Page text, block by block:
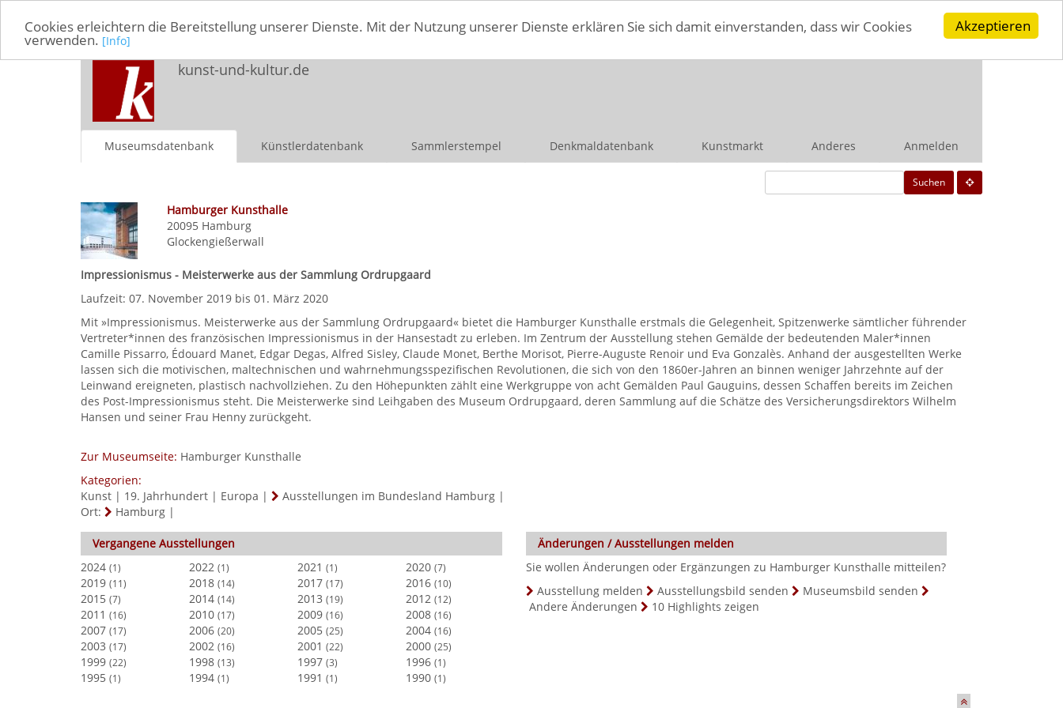
Akzeptieren
Cookies erleichtern die Bereitstellung unserer Dienste. Mit der Nutzung unserer Dienste erklären Sie sich damit einverstanden, dass wir Cookies
verwenden. [Info]
kunst-und-kultur.de
Museumsdatenbank Künstlerdatenbank Sammlerstempel Denkmaldatenbank Kunstmarkt Anderes Anmelden
Suchen
Hamburger Kunsthalle
20095 Hamburg
Glockengießerwall
Impressionismus - Meisterwerke aus der Sammlung Ordrupgaard
Laufzeit: 07. November 2019 bis 01. März 2020
Mit »Impressionismus. Meisterwerke aus der Sammlung Ordrupgaard« bietet die Hamburger Kunsthalle erstmals die Gelegenheit, Spitzenwerke sämtlicher führender
Vertreter*innen des französischen Impressionismus in der Hansestadt zu erleben. Im Zentrum der Ausstellung stehen Gemälde der bedeutenden Maler*innen
Camille Pissarro, Édouard Manet, Edgar Degas, Alfred Sisley, Claude Monet, Berthe Morisot, Pierre-Auguste Renoir und Eva Gonzalès. Anhand der ausgestellten Werke
lassen sich die motivischen, maltechnischen und wahrnehmungsspezifischen Revolutionen, die sich von den 1860er-Jahren an binnen weniger Jahrzehnte auf der
Leinwand ereigneten, plastisch nachvollziehen. Zu den Höhepunkten zählt eine Werkgruppe von acht Gemälden Paul Gauguins, dessen Schaffen bereits im Zeichen
des Post-Impressionismus steht. Die Meisterwerke sind Leihgaben des Museum Ordrupgaard, deren Sammlung auf die Schätze des Versicherungsdirektors Wilhelm
Hansen und seiner Frau Henny zurückgeht.
Zur Museumseite: Hamburger Kunsthalle
Kategorien:
Kunst | 19. Jahrhundert | Europa | Ausstellungen im Bundesland Hamburg |
Ort:
Hamburg |
Vergangene Ausstellungen
2024 (1) 2022 (1) 2021 (1) 2020 (7)
2019 (11) 2018 (14) 2017 (17) 2016 (10)
2015 (7) 2014 (14) 2013 (19) 2012 (12)
2011 (16) 2010 (17) 2009 (16) 2008 (16)
2007 (17) 2006 (20) 2005 (25) 2004 (16)
2003 (17) 2002 (16) 2001 (22) 2000 (25)
1999 (22) 1998 (13) 1997 (3) 1996 (1)
1995 (1) 1994 (1) 1991 (1) 1990 (1)
Änderungen / Ausstellungen melden
Sie wollen Änderungen oder Ergänzungen zu Hamburger Kunsthalle mitteilen?
Ausstellung melden
Ausstellungsbild senden
Museumsbild senden
Andere Änderungen
10 Highlights zeigen